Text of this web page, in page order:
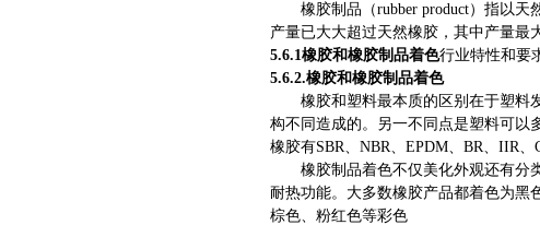
橡胶制品（rubber product）指以天
产量已大大超过天然橡胶 ，其中产量最
5.6.1橡胶和橡胶制品着色行业特性和要
5.6.2.橡胶和橡胶制品着色
橡胶和塑料最本质的区别在于塑料
构不同造成的。另一不同点是塑料可以
橡胶有SBR、NBR、EPDM、BR、IIR、
橡胶制品着色不仅美化外观还有分
耐热功能。大多数橡胶产品都着色为黑
棕色、粉红色等彩色